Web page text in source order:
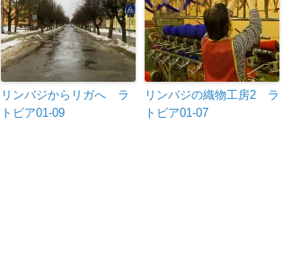
リンバジからリガへ ラ
トビア01-09
リンバジの織物工房2 ラ
トビア01-07